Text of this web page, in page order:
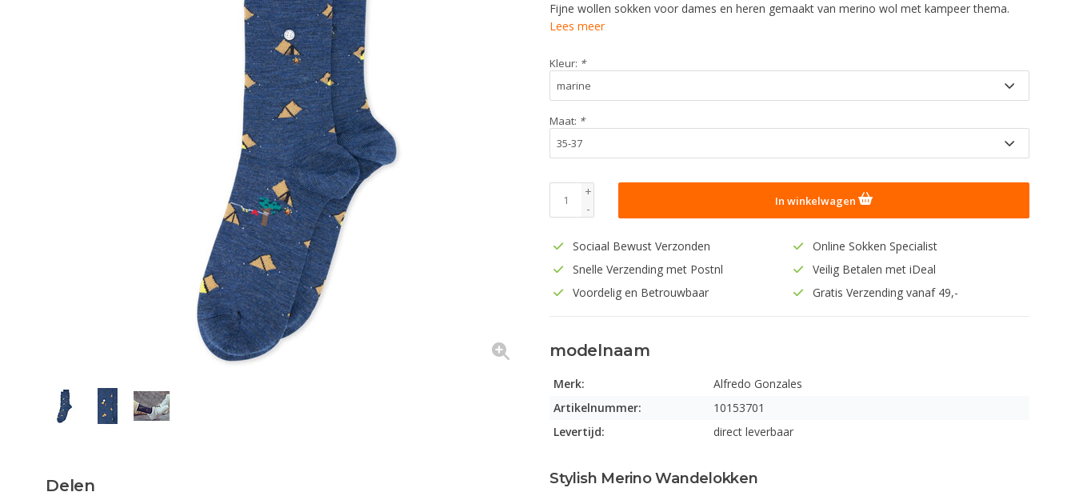
Delen
Fijne wollen sokken voor dames en heren gemaakt van merino wol met kampeer thema.
Lees meer
Kleur: *
Maat: *
+
-
In winkelwagen
Sociaal Bewust Verzonden
Online Sokken Specialist
Snelle Verzending met Postnl
Veilig Betalen met iDeal
Voordelig en Betrouwbaar
Gratis Verzending vanaf 49,-
modelnaam
Merk:
Alfredo Gonzales
Artikelnummer:
10153701
Levertijd:
direct leverbaar
Stylish Merino Wandelokken